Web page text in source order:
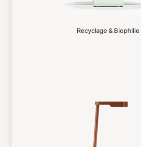
Recyclage & Biophilie